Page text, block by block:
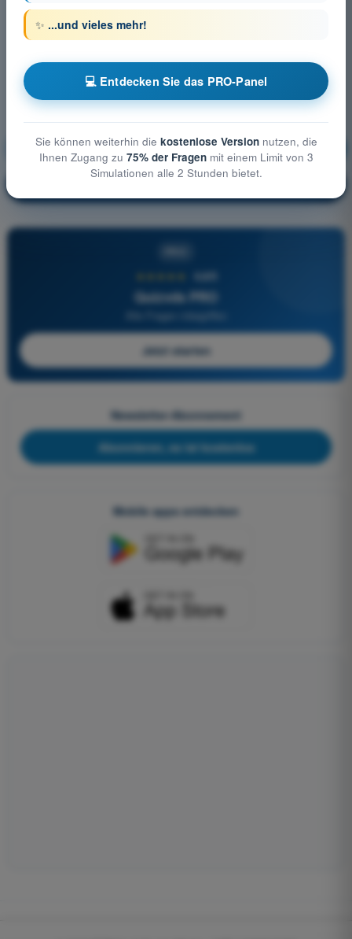
Allgemeine Luftfahrzeugkunde Ausbildung!
4,6/5
Quizvds PRO
Alle Fragen inbegriffen
Jetzt starten
Newsletter-Abonnement
Abonnieren, es ist kostenlos
Mobile apps entdecken
✨ ...und vieles mehr!
💻 Entdecken Sie das PRO-Panel
Sie können weiterhin die kostenlose Versionnutzen, die
Ihnen Zugang zu 75% der Fragenmit einem Limit von 3
Simulationen alle 2 Stunden bietet.